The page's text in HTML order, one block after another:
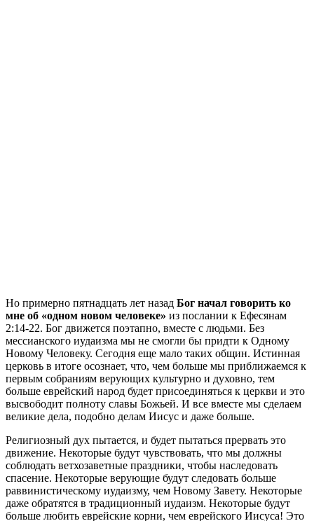
Но примерно пятнадцать лет назад Бог начал говорить ко
мне об «одном новом человеке» из послании к Ефесянам
2:14-22. Бог движется поэтапно, вместе с людьми. Без
мессианского иудаизма мы не смогли бы придти к Одному
Новому Человеку. Сегодня еще мало таких общин. Истинная
церковь в итоге осознает, что, чем больше мы приближаемся к
первым собраниям верующих культурно и духовно, тем
больше еврейский народ будет присоединяться к церкви и это
высвободит полноту славы Божьей. И все вместе мы сделаем
великие дела, подобно делам Иисус и даже больше.
Религиозный дух пытается, и будет пытаться прервать это
движение. Некоторые будут чувствовать, что мы должны
соблюдать ветхозаветные праздники, чтобы наследовать
спасение. Некоторые верующие будут следовать больше
раввинистическому иудаизму, чем Новому Завету. Некоторые
даже обратятся в традиционный иудаизм. Некоторые будут
больше любить еврейские корни, чем еврейского Иисуса! Это